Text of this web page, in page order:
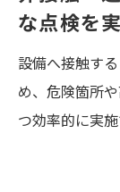
な点検を
設備へ接触す
め、危険箇所
つ効率的に実施